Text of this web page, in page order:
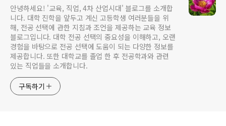
안녕하세요! '교육, 직업, 4차 산업시대' 블로그를 소개합
니다. 대학 진학을 앞두고 계신 고등학생 여러분들을 위
해, 전공 선택에 관한 지침과 조언을 제공하는 교육 정보
블로그입니다. 대학 전공 선택의 중요성을 이해하고, 오랜
경험을 바탕으로 전공 선택에 도움이 되는 다양한 정보를
제공합니다. 또한 대학교를 졸업 한 후 전공학과와 관련
있는 직업들을 소개합니다.
구독하기